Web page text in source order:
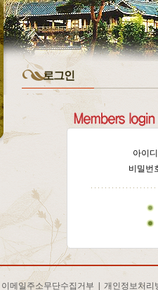
로그인
아이디
비밀번
이메일주소무단수집거부
개인정보처리